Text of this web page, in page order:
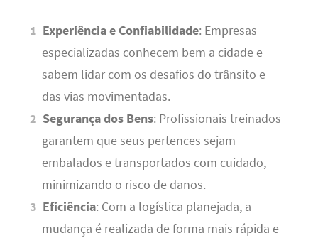
Experiência e Confiabilidade: Empresas
especializadas conhecem bem a cidade e
sabem lidar com os desafios do trânsito e
das vias movimentadas.
Segurança dos Bens: Profissionais treinados
garantem que seus pertences sejam
embalados e transportados com cuidado,
minimizando o risco de danos.
Eficiência: Com a logística planejada, a
mudança é realizada de forma mais rápida e